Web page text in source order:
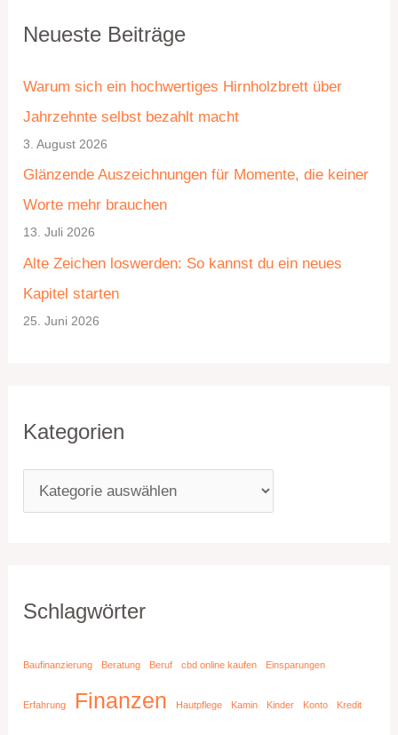
Neueste Beiträge
Warum sich ein hochwertiges Hirnholzbrett über
Jahrzehnte selbst bezahlt macht
3. August 2026
Glänzende Auszeichnungen für Momente, die keiner
Worte mehr brauchen
13. Juli 2026
Alte Zeichen loswerden: So kannst du ein neues
Kapitel starten
25. Juni 2026
Kategorien
a
e
g
o
r
i
Schlagwörter
Baufinanzierung Beratung Beruf cbd online kaufen Einsparungen
Erfahrung Finanzen Hautpflege Kamin Kinder Konto Kredit
r
h
i
v